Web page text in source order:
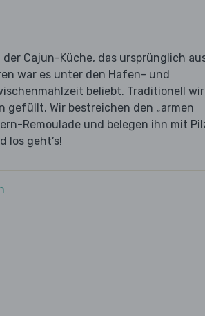
der Cajun-Küche, das ursprünglich
war es unter den Hafen- und
beliebt. Traditionell
gefüllt. Wir bestreichen den „armen
Remoulade und belegen ihn mit
los geht’s!